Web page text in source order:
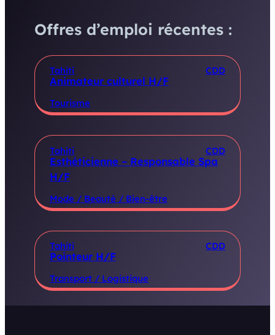
Offres d’emploi récentes :
Tahiti CDD
Animateur culturel H/F
Tourisme
Tahiti CDD
Esthéticienne – Responsable Spa
H/F
Mode / Beauté / Bien-être
Tahiti CDD
Pointeur H/F
Transport / Logistique